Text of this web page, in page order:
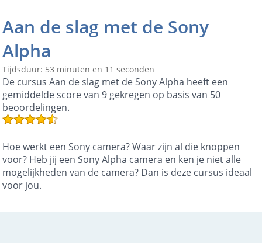
Aan de slag met de Sony
Alpha
Tijdsduur: 53 minuten en 11 seconden
De cursus Aan de slag met de Sony Alpha heeft een
gemiddelde score van 9 gekregen op basis van 50
beoordelingen.
Hoe werkt een Sony camera? Waar zijn al die knoppen
voor? Heb jij een Sony Alpha camera en ken je niet alle
mogelijkheden van de camera? Dan is deze cursus ideaal
voor jou.